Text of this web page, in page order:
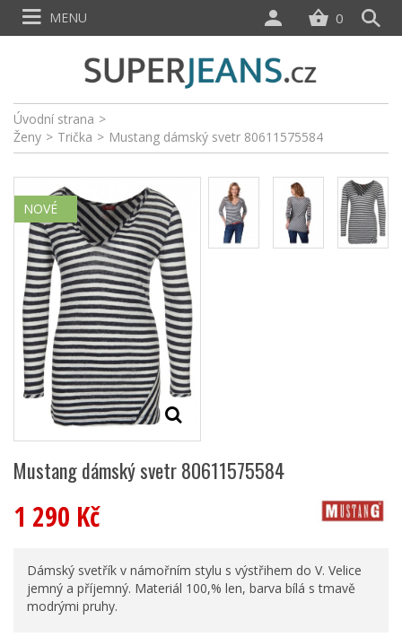
Úvodní strana >
Ženy > Trička > Mustang dámský svetr 80611575584
NOVÉ
Mustang dámský svetr 80611575584
1 290 Kč
Dámský svetřík v námořním stylu s výstřihem do V. Velice
jemný a příjemný. Materiál 100,% len, barva bílá s tmavě
modrými pruhy.
0
MENU